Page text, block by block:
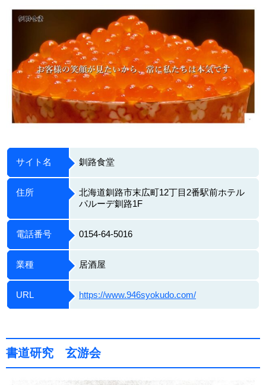
サイト名 釧路食堂
住所
北海道釧路市末広町12丁目2番駅前ホテル
パルーデ釧路1F
電話番号 0154-64-5016
業種 居酒屋
URL https://www.946syokudo.com/
書道研究 玄游会